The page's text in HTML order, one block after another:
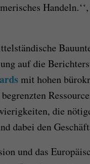
auf die
mit hohen
die
dabei den
und das